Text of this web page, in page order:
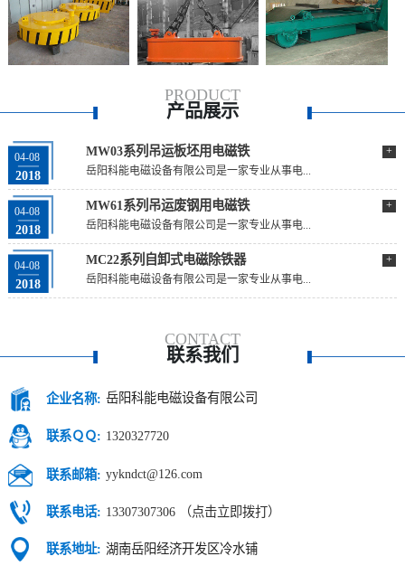
PRODUCT
产品展示
04-08
2018
MW03系列吊运板坯用电磁铁
+
岳阳科能电磁设备有限公司是一家专业从事电...
04-08
2018
MW61系列吊运废钢用电磁铁
+
岳阳科能电磁设备有限公司是一家专业从事电...
04-08
2018
MC22系列自卸式电磁除铁器
+
岳阳科能电磁设备有限公司是一家专业从事电...
CONTACT
联系我们
企业名称: 岳阳科能电磁设备有限公司
联系ＱＱ: 1320327720
联系邮箱: yykndct@126.com
联系电话: 13307307306 （点击立即拨打）
联系地址: 湖南岳阳经济开发区冷水铺